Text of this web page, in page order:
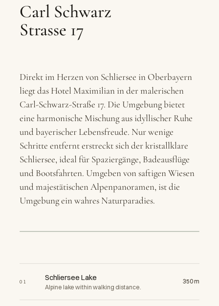
Carl Schwarz
Strasse 17
Direkt im Herzen von Schliersee in Oberbayern
liegt das Hotel Maximilian in der malerischen
Carl-Schwarz-Straße 17. Die Umgebung bietet
eine harmonische Mischung aus idyllischer Ruhe
und bayerischer Lebensfreude. Nur wenige
Schritte entfernt erstreckt sich der kristallklare
Schliersee, ideal für Spaziergänge, Badeausflüge
und Bootsfahrten. Umgeben von saftigen Wiesen
und majestätischen Alpenpanoramen, ist die
Umgebung ein wahres Naturparadies.
01 Schliersee Lake
Alpine lake within walking distance.
350 m